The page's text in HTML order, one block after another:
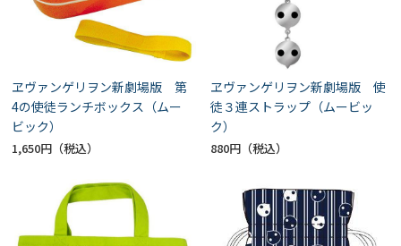
ヱヴァンゲリヲン新劇場版 第
4の使徒ランチボックス（ムー
ビック）
1,650円
ヱヴァンゲリヲン新劇場版 使
徒３連ストラップ（ムービッ
ク）
880円